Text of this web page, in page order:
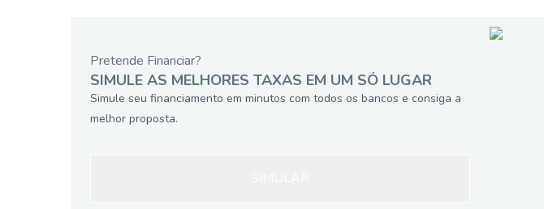
Pretende Financiar?
SIMULE AS MELHORES TAXAS EM UM SÓ LUGAR
Simule seu financiamento em minutos com todos os bancos e consiga a
melhor proposta.